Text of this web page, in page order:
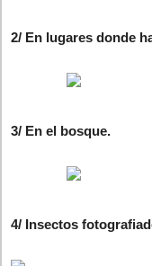
2/ En lugares donde
3/ En el bosque.
4/ Insectos